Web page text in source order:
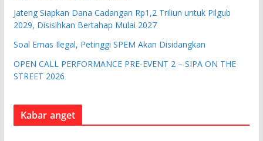
Jateng Siapkan Dana Cadangan Rp1,2 Triliun untuk Pilgub
2029, Disisihkan Bertahap Mulai 2027
Soal Emas Ilegal, Petinggi SPEM Akan Disidangkan
OPEN CALL PERFORMANCE PRE-EVENT 2 – SIPA ON THE
STREET 2026
Kabar anget